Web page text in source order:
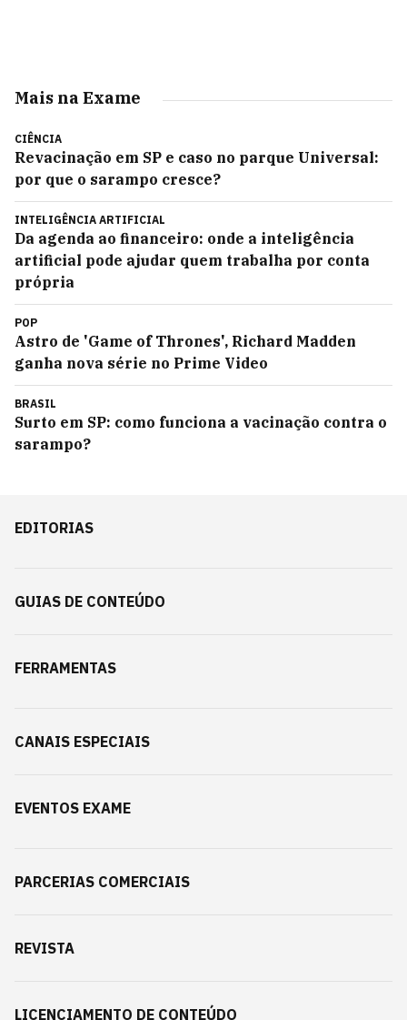
Mais na Exame
CIÊNCIA
Revacinação em SP e caso no parque Universal:
por que o sarampo cresce?
INTELIGÊNCIA ARTIFICIAL
Da agenda ao financeiro: onde a inteligência
artificial pode ajudar quem trabalha por conta
própria
POP
Astro de 'Game of Thrones', Richard Madden
ganha nova série no Prime Video
BRASIL
Surto em SP: como funciona a vacinação contra o
sarampo?
EDITORIAS
GUIAS DE CONTEÚDO
FERRAMENTAS
CANAIS ESPECIAIS
EVENTOS EXAME
PARCERIAS COMERCIAIS
REVISTA
LICENCIAMENTO DE CONTEÚDO